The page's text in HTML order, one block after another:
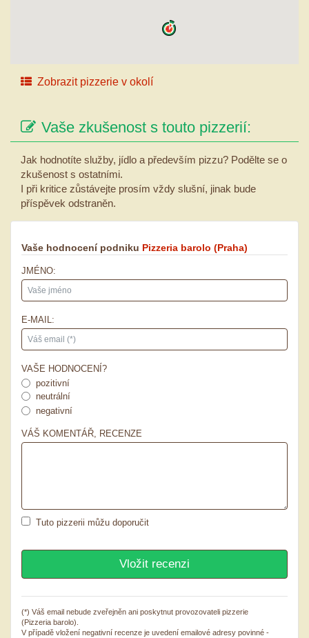
Zobrazit pizzerie v okolí
Vaše zkušenost s touto pizzerií:
Jak hodnotíte služby, jídlo a především pizzu? Podělte se o
zkušenost s ostatními.
I při kritice zůstávejte prosím vždy slušní, jinak bude
příspěvek odstraněn.
Vaše hodnocení podniku Pizzeria barolo (Praha)
JMÉNO:
E-MAIL:
VAŠE HODNOCENÍ?
pozitivní
neutrální
negativní
VÁŠ KOMENTÁŘ, RECENZE
Tuto pizzerii můžu doporučit
(*) Váš email nebude zveřejněn ani poskytnut provozovateli pizzerie
(Pizzeria barolo).
V případě vložení negativní recenze je uvedení emailové adresy povinné -